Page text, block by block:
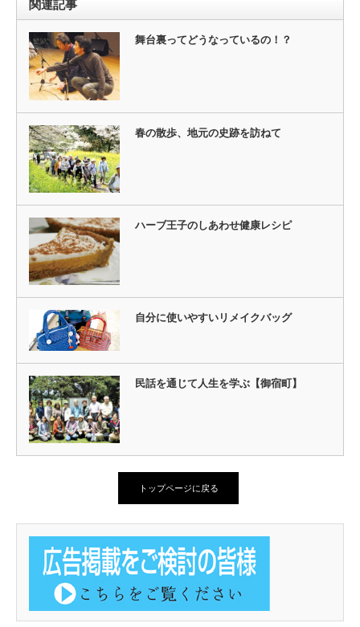
関連記事
舞台裏ってどうなっているの！？
春の散歩、地元の史跡を訪ねて
ハーブ王子のしあわせ健康レシピ
自分に使いやすいリメイクバッグ
民話を通じて人生を学ぶ【御宿町】
トップページに戻る